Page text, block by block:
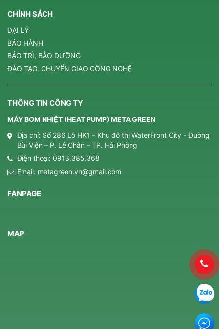
CHÍNH SÁCH
ĐẠI LÝ
BẢO HÀNH
BẢO TRÌ, BẢO DƯỠNG
ĐÀO TẠO, CHUYỂN GIAO CÔNG NGHỆ
THÔNG TIN CÔNG TY
MÁY BƠM NHIỆT (HEAT PUMP) META GREEN
Địa chỉ: Số 286 Lô HK1 – Khu đô thị WaterFront City - Đường
Bùi Viện – P. Lê Chân – TP. Hải Phòng
Điện thoại: 0913.385.368
Email: metagreen.vn@gmail.com
FANPAGE
MAP